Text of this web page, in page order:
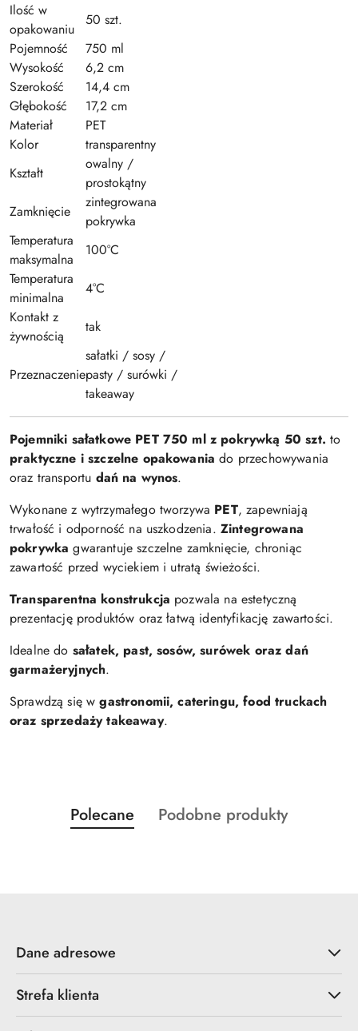
Ilość w
opakowaniu
50 szt.
Pojemność
750 ml
Wysokość
6,2 cm
Szerokość
14,4 cm
Głębokość
17,2 cm
Materiał
PET
Kolor
transparentny
Kształt
owalny /
prostokątny
Zamknięcie
zintegrowana
pokrywka
Temperatura
maksymalna
100°C
Temperatura
minimalna
4°C
Kontakt z
żywnością
tak
Przeznaczenie
sałatki / sosy /
pasty / surówki /
takeaway
Pojemniki sałatkowe PET 750 ml z pokrywką 50 szt. to
praktyczne i szczelne opakowania do przechowywania
oraz transportu dań na wynos.
Wykonane z wytrzymałego tworzywa PET, zapewniają
trwałość i odporność na uszkodzenia. Zintegrowana
pokrywka gwarantuje szczelne zamknięcie, chroniąc
zawartość przed wyciekiem i utratą świeżości.
Transparentna konstrukcja pozwala na estetyczną
prezentację produktów oraz łatwą identyfikację zawartości.
Idealne do sałatek, past, sosów, surówek oraz dań
garmażeryjnych.
Sprawdzą się wgastronomii, cateringu, food truckach
oraz sprzedaży takeaway.
Pomiń karuzelę produktów
Produkty
o
Polecane
Produkty
Podobne produkty
Dane adresowe
Strefa klienta